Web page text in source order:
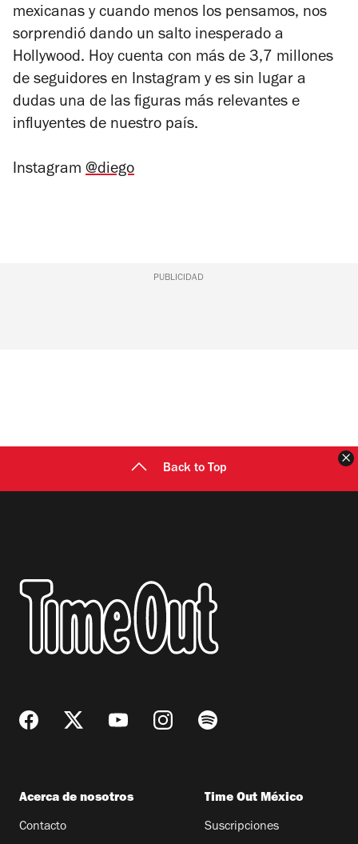
mexicanas y cuando menos los pensamos, nos
sorprendió dando un salto inesperado a
Hollywood. Hoy cuenta con más de 3,7 millones
de seguidores en Instagram y es sin lugar a
dudas una de las figuras más relevantes e
influyentes de nuestro país.
Instagram @diego
PUBLICIDAD
Back to Top
Acerca de nosotros
Contacto
Time Out México
Suscripciones